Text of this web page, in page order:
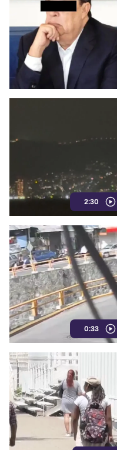
2:30
0:33